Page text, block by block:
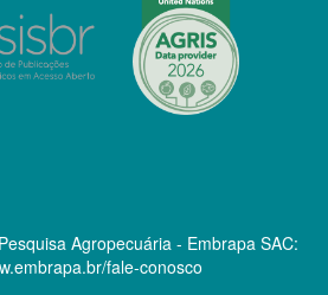
Agropecuária - Embrapa SAC:
fale-conosco